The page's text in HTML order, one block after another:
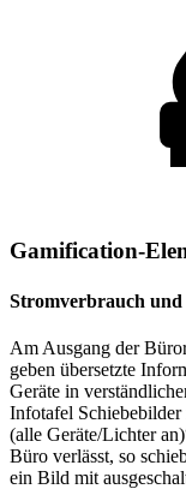
Gamification-
Stromverbrauch und
Am Ausgang der
geben übersetzte
Geräte in
Infotafel
(alle Geräte/Lichter
Büro verlässt, so
ein Bild mit